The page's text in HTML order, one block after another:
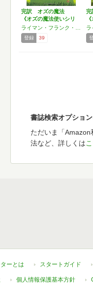
完訳 オズの魔法
《オズの魔法使いシリ
ーズ1…
登録 39
完
書誌検索オプショ
ただいま「
法など、詳しくは
ーとは スタートガイド
個人情報保護基本方針